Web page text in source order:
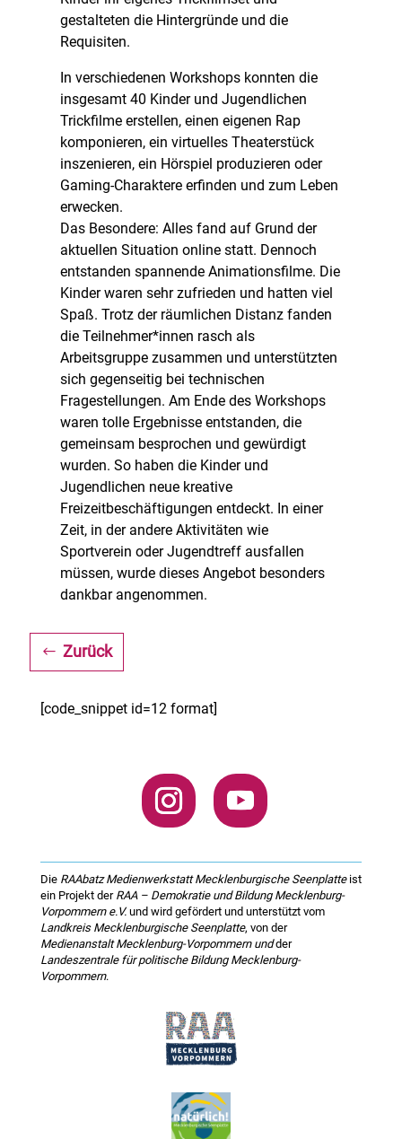
gestalteten die Hintergründe und die
Requisiten.
In verschiedenen Workshops konnten die
insgesamt 40 Kinder und Jugendlichen
Trickfilme erstellen, einen eigenen Rap
komponieren, ein virtuelles Theaterstück
inszenieren, ein Hörspiel produzieren oder
Gaming-Charaktere erfinden und zum Leben
erwecken.
Das Besondere: Alles fand auf Grund der
aktuellen Situation online statt. Dennoch
entstanden spannende Animationsfilme. Die
Kinder waren sehr zufrieden und hatten viel
Spaß. Trotz der räumlichen Distanz fanden
die Teilnehmer*innen rasch als
Arbeitsgruppe zusammen und unterstützten
sich gegenseitig bei technischen
Fragestellungen. Am Ende des Workshops
waren tolle Ergebnisse entstanden, die
gemeinsam besprochen und gewürdigt
wurden. So haben die Kinder und
Jugendlichen neue kreative
Freizeitbeschäftigungen entdeckt. In einer
Zeit, in der andere Aktivitäten wie
Sportverein oder Jugendtreff ausfallen
müssen, wurde dieses Angebot besonders
dankbar angenommen.
Zurück
[code_snippet id=12 format]
Die RAAbatz Medienwerkstatt Mecklenburgische Seenplatteist
ein Projekt der RAA – Demokratie und Bildung Mecklenburg-
Vorpommern e.V.und wird gefördert und unterstützt vom
Landkreis Mecklenburgische Seenplatte, von der
Medienanstalt Mecklenburg-Vorpommern undder
Landeszentrale für politische Bildung Mecklenburg-
Vorpommern.